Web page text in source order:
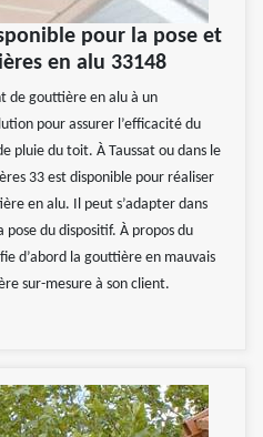
pour la pose et
en alu 33148
de gouttière en alu à un
pour assurer l’efficacité du
pluie du toit. À Taussat ou dans le
33 est disponible pour réaliser
en alu. Il peut s’adapter dans
pose du dispositif. À propos du
d’abord la gouttière en mauvais
sur-mesure à son client.